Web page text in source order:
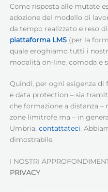
Come risposta alle mutate
adozione del modello di
da tempo realizzato e reso
piattaforma LMS (per la
quale eroghiamo tutti i
modalità on-line, comoda e
Quindi, per ogni esigenza
e data protection – sia
che formazione a distanza
zone limitrofe ma – in
Umbria, contattateci.
dimostrabile.
I NOSTRI
PRIVACY